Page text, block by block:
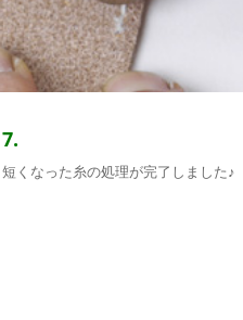
7.
短くなった糸の処理が完了しました♪